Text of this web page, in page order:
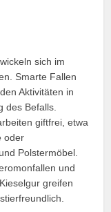
sich im
Smarte Fallen
Aktivitäten in
des Befalls.
giftfrei, etwa
oder
Polstermöbel.
und
greifen